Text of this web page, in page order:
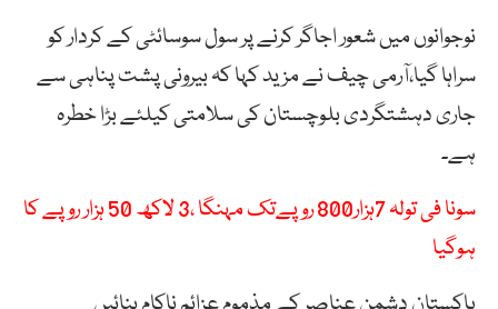
نوجوانوں میں شعور اجاگر کرنے پر سول سوسائٹی کے کردار کو
سراہا گیا،آرمی چیف نے مزید کہا کہ بیرونی پشت پناہی سے
جاری دہشتگردی بلوچستان کی سلامتی کیلئے بڑا خطرہ
ہے۔
سونا فی تولہ 7ہزار800 روپےتک مہنگا ،3 لاکھ 50 ہزار روپے کا
ہوگیا